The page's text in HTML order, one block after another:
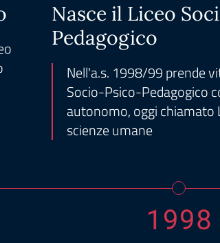
Nasce il Liceo
Pedagogico
Nell'a.s. 1998/99 prende
Socio-Psico-Pedagogico
autonomo, oggi chiamato
scienze umane
1998